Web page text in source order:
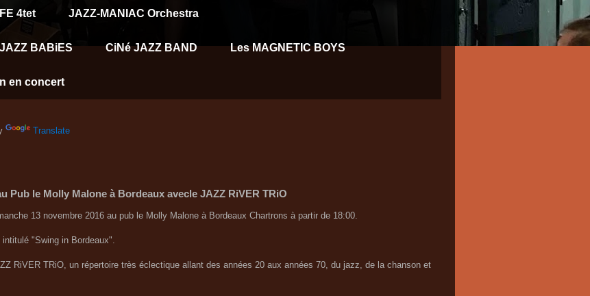
4tet JAZZ-MANIAC Orchestra
BABiES CiNé JAZZ BAND Les MAGNETIC BOYS
en concert
Translate
Pub le Molly Malone à Bordeaux avecle JAZZ RiVER TRiO
13 novembre 2016 au pub le Molly Malone à Bordeaux Chartrons à partir de 18:00.
"Swing in Bordeaux".
RiVER TRiO, un répertoire très éclectique allant des années 20 aux années 70, du jazz, de la chanson et